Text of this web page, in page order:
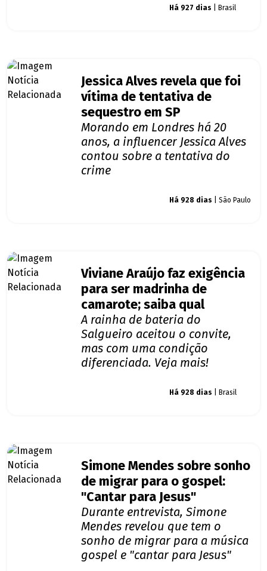
Há 927 dias | Brasil
Jessica Alves revela que foi
vítima de tentativa de
sequestro em SP
Morando em Londres há 20
anos, a influencer Jessica Alves
contou sobre a tentativa do
crime
Há 928 dias | São Paulo
Viviane Araújo faz exigência
para ser madrinha de
camarote; saiba qual
A rainha de bateria do
Salgueiro aceitou o convite,
mas com uma condição
diferenciada. Veja mais!
Há 928 dias | Brasil
Simone Mendes sobre sonho
de migrar para o gospel:
"Cantar para Jesus"
Durante entrevista, Simone
Mendes revelou que tem o
sonho de migrar para a música
gospel e "cantar para Jesus"